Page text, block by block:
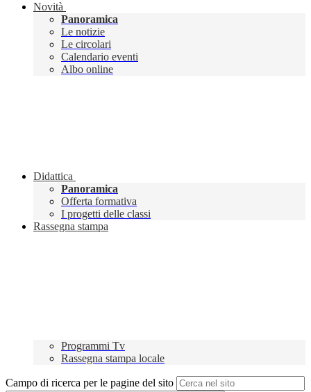
Novità
Panoramica
Le notizie
Le circolari
Calendario eventi
Albo online
Didattica
Panoramica
Offerta formativa
I progetti delle classi
Rassegna stampa
Programmi Tv
Rassegna stampa locale
Campo di ricerca per le pagine del sito